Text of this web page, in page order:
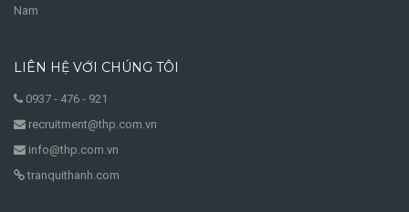
Nam
LIÊN HỆ VỚI CHÚNG TÔI
0937 - 476 - 921
recruitment@thp.com.vn
info@thp.com.vn
tranquithanh.com